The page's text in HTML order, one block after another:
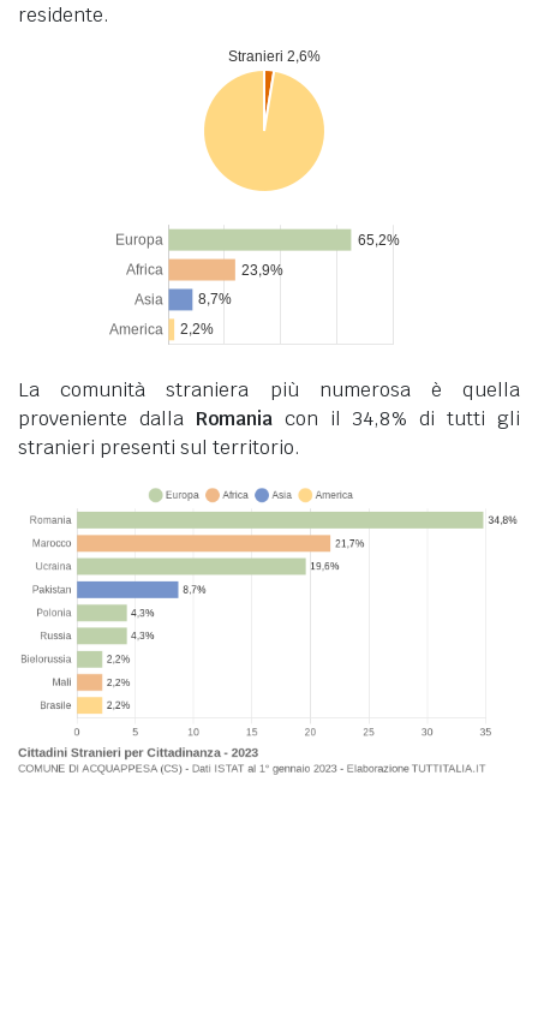
residente.
La comunità straniera più numerosa è quella
proveniente dalla Romaniacon il 34,8% di tutti gli
stranieri presenti sul territorio.